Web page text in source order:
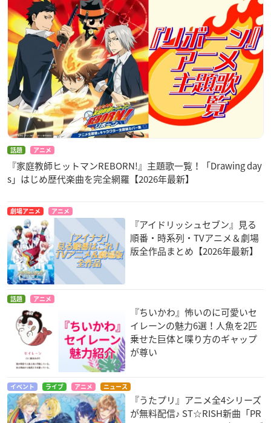
話題 アニメ
『家庭教師ヒットマンREBORN!』主題歌一覧！「Drawing day
s」はじめ歴代楽曲を完全網羅【2026年最新】
劇場アニメ アニメ
『アイドリッシュセブン』見る
順番・時系列・TVアニメ＆劇場
版全作品まとめ【2026年最新】
話題 アニメ
『ちいかわ』怖いのに可愛いセ
イレーンの魅力6選！人魚を2匹
乗せた巨体と喋り方のギャップ
が尊い
イベント ライブ アニメ ニュース
『うたプリ』アニメ全4シリーズ
が無料配信♪ ST☆RISH新曲「PR